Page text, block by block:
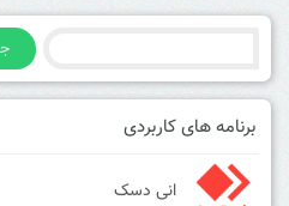
برنامه های کاربردی
انی دسک